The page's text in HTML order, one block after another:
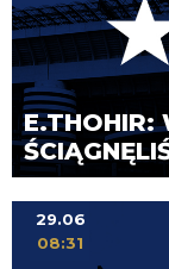
E.THOHIR:
29.06
08:31